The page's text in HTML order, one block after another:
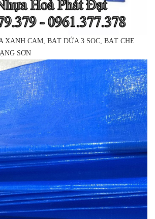
XANH CAM, BẠT DỨA 3 SỌC, BẠT CHE
SƠN